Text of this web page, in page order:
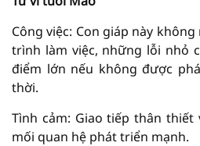
Công việc: Con giáp này
trình làm việc, những lỗi nhỏ
điểm lớn nếu không được
thời.
Tình cảm: Giao tiếp thân
mối quan hệ phát triển mạnh.